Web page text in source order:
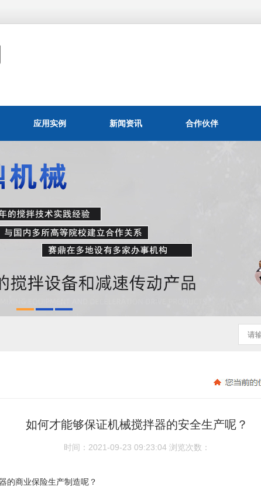
应用实例 新闻资讯 合作伙伴
如何才能够保证机械搅拌器的安全生产呢？
时间：2021-09-23 09:23:04 浏览次数：
的商业保险生产制造呢？